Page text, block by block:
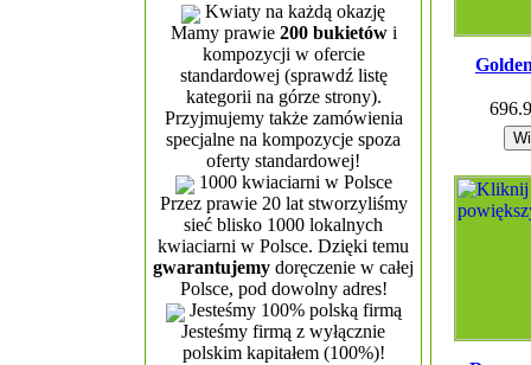
Kwiaty na każdą okazję
Mamy prawie 200 bukietówi
kompozycji w ofercie
standardowej (sprawdź listę
kategorii na górze strony).
Przyjmujemy także zamówienia
specjalne na kompozycje spoza
oferty standardowej!
1000 kwiaciarni w Polsce
Przez prawie 20 lat stworzyliśmy
sieć blisko 1000 lokalnych
kwiaciarni w Polsce. Dzięki temu
gwarantujemy doręczenie w całej
Polsce, pod dowolny adres!
Jesteśmy 100% polską firmą
Jesteśmy firmą z wyłącznie
polskim kapitałem (100%)!